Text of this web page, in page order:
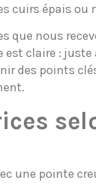
cuirs épais
que nous
claire :
des points
une pointe